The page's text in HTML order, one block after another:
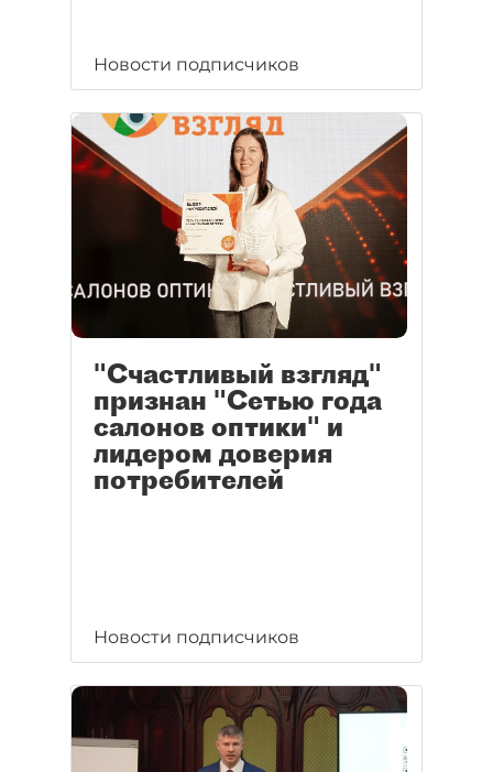
Новости подписчиков
"Счастливый взгляд"
признан "Сетью года
салонов оптики" и
лидером доверия
потребителей
Новости подписчиков